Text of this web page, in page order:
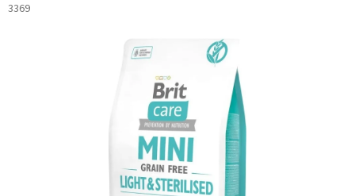
3369